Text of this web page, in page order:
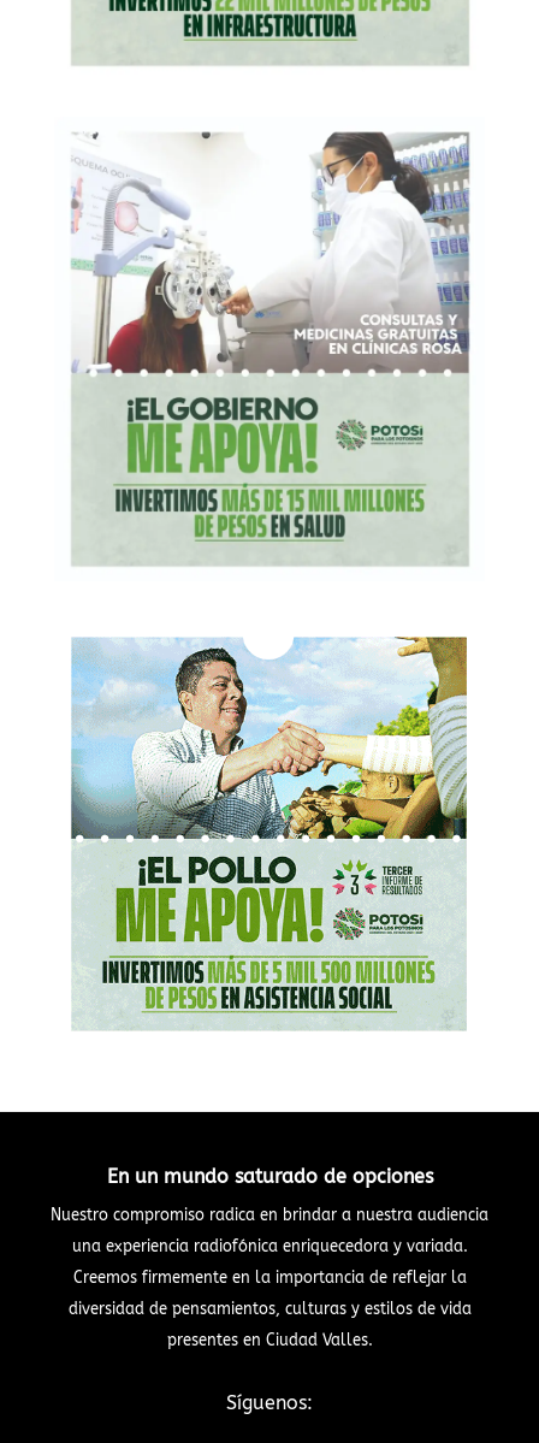
En un mundo saturado de opciones
Nuestro compromiso radica en brindar a nuestra audiencia
una experiencia radiofónica enriquecedora y variada.
Creemos firmemente en la importancia de reflejar la
diversidad de pensamientos, culturas y estilos de vida
presentes en Ciudad Valles.
Síguenos: